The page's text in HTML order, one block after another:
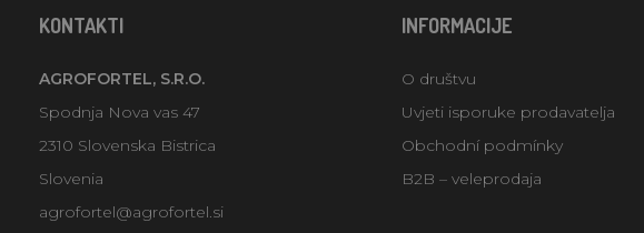
KONTAKTI
AGROFORTEL, S.R.O.
Spodnja Nova vas 47
2310 Slovenska Bistrica
Slovenia
agrofortel@agrofortel.si
INFORMACIJE
O društvu
Uvjeti isporuke prodavatelja
Obchodní podmínky
B2B – veleprodaja